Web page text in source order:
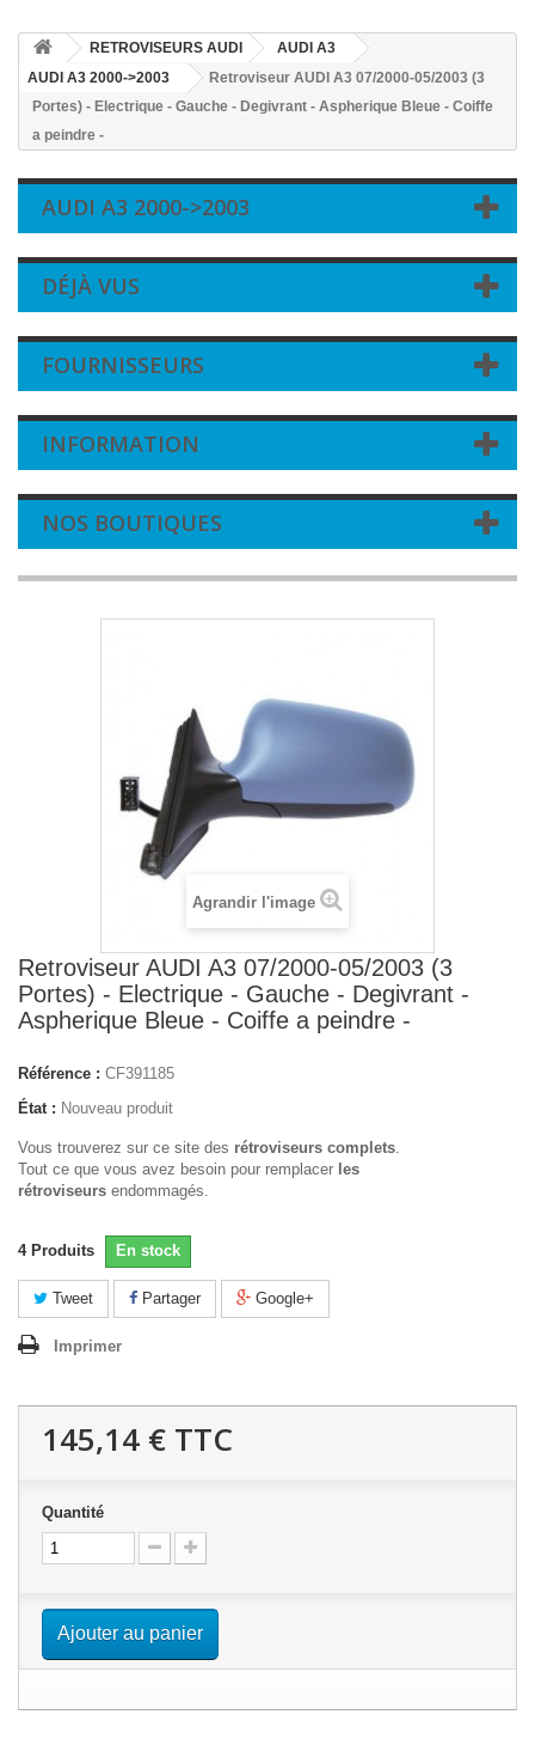
RETROVISEURS AUDI
AUDI A3
AUDI A3 2000->2003
Retroviseur AUDI A3 07/2000-05/2003 (3
Portes) - Electrique - Gauche - Degivrant - Aspherique Bleue - Coiffe
a peindre -
AUDI A3 2000->2003
DÉJÀ VUS
FOURNISSEURS
INFORMATION
NOS BOUTIQUES
Agrandir l'image
Retroviseur AUDI A3 07/2000-05/2003 (3
Portes) - Electrique - Gauche - Degivrant -
Aspherique Bleue - Coiffe a peindre -
Référence : CF391185
État : Nouveau produit
Vous trouverez sur ce site des rétroviseurs complets.
Tout ce que vous avez besoin pour remplacer les
rétroviseurs endommagés.
4 Produits En stock
Tweet Partager Google+
Imprimer
145,14 € TTC
Quantité
Ajouter au panier